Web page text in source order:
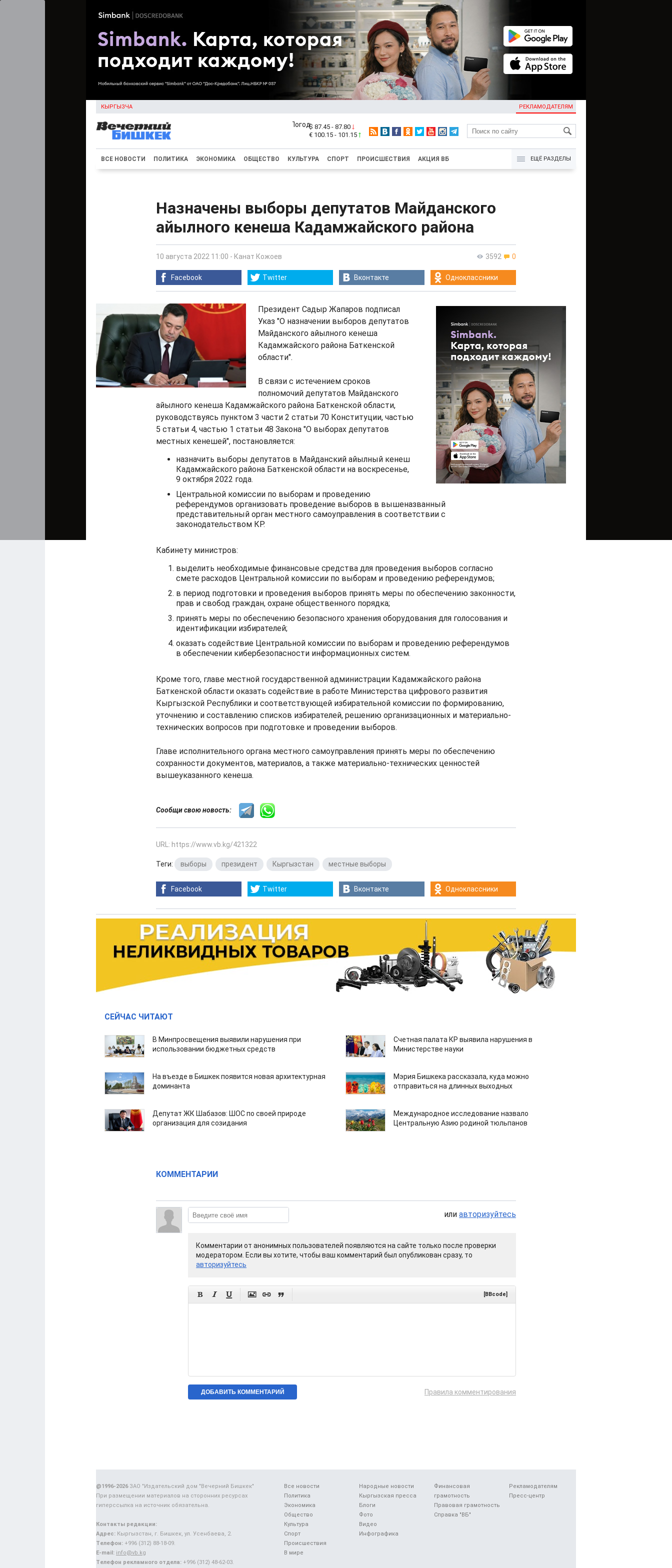
КЫРГЫЗЧА РЕКЛАМОДАТЕЛЯМ
KG
$ 87.45 - 87.80
€ 100.15 - 101.15
ВСЕ НОВОСТИ ПОЛИТИКА ЭКОНОМИКА ОБЩЕСТВО КУЛЬТУРА СПОРТ ПРОИСШЕСТВИЯ АКЦИЯ ВБ ЕЩЁ РАЗДЕЛЫ
Назначены выборы депутатов Майданского
айылного кенеша Кадамжайского района
3592 0
10 августа 2022 11:00 - Канат Кожоев
Facebook Twitter Вконтакте Одноклассники
Президент Садыр Жапаров подписал
Указ "О назначении выборов депутатов
Майданского айылного кенеша
Кадамжайского района Баткенской
области".
В связи с истечением сроков
полномочий депутатов Майданского
айылного кенеша Кадамжайского района Баткенской области,
руководствуясь пунктом 3 части 2 статьи 70 Конституции, частью
5 статьи 4, частью 1 статьи 48 Закона "О выборах депутатов
местных кенешей", постановляется:
назначить выборы депутатов в Майданский айылный кенеш
Кадамжайского района Баткенской области на воскресенье,
9 октября 2022 года.
Центральной комиссии по выборам и проведению
референдумов организовать проведение выборов в вышеназванный
представительный орган местного самоуправления в соответствии с
законодательством КР.
Кабинету министров:
выделить необходимые финансовые средства для проведения выборов согласно
смете расходов Центральной комиссии по выборам и проведению референдумов;
в период подготовки и проведения выборов принять меры по обеспечению законности,
прав и свобод граждан, охране общественного порядка;
принять меры по обеспечению безопасного хранения оборудования для голосования и
идентификации избирателей;
оказать содействие Центральной комиссии по выборам и проведению референдумов
в обеспечении кибербезопасности информационных систем.
Кроме того, главе местной государственной администрации Кадамжайского района
Баткенской области оказать содействие в работе Министерства цифрового развития
Кыргызской Республики и соответствующей избирательной комиссии по формированию,
уточнению и составлению списков избирателей, решению организационных и материально-
технических вопросов при подготовке и проведении выборов.
Главе исполнительного органа местного самоуправления принять меры по обеспечению
сохранности документов, материалов, а также материально-технических ценностей
вышеуказанного кенеша.
Сообщи свою новость:
URL: https://www.vb.kg/421322
Теги: выборы президент Кыргызстан местные выборы
Facebook Twitter Вконтакте Одноклассники
СЕЙЧАС ЧИТАЮТ
В Минпросвещения выявили нарушения при
использовании бюджетных средств
Счетная палата КР выявила нарушения в
Министерстве науки
На въезде в Бишкек появится новая архитектурная
доминанта
Мэрия Бишкека рассказала, куда можно
отправиться на длинных выходных
Депутат ЖК Шабазов: ШОС по своей природе
организация для созидания
Международное исследование назвало
Центральную Азию родиной тюльпанов
КОММЕНТАРИИ
или авторизуйтесь
Комментарии от анонимных пользователей появляются на сайте только после проверки
модератором. Если вы хотите, чтобы ваш комментарий был опубликован сразу, то
авторизуйтесь
      [BBcode]
Правила комментирования
Все новости
Политика
Экономика
Общество
Культура
Спорт
Происшествия
В мире
Народные новости
Кыргызская пресса
Блоги
Фото
Видео
Инфографика
Финансовая
грамотность
Правовая грамотность
Справка "ВБ"
Рекламодателям
Пресс-центр
@1996-2026ЗАО "Издательский дом "Вечерний Бишкек"
При размещении материалов на сторонних ресурсах
гиперссылка на источник обязательна.
Контакты редакции:
Адрес: Кыргызстан, г. Бишкек, ул. Усенбаева, 2.
Телефон: +996 (312) 88-18-09.
E-mail: info@vb.kg
Телефон рекламного отдела: +996 (312) 48-62-03.